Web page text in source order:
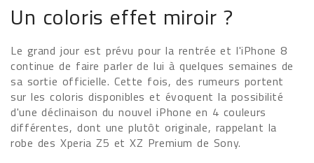
Un coloris effet miroir ?
Le grand jour est prévu pour la rentrée et l'iPhone 8
continue de faire parler de lui à quelques semaines de
sa sortie officielle. Cette fois, des rumeurs portent
sur les coloris disponibles et évoquent la possibilité
d'une déclinaison du nouvel iPhone en 4 couleurs
différentes, dont une plutôt originale, rappelant la
robe des Xperia Z5 et XZ Premium de Sony.